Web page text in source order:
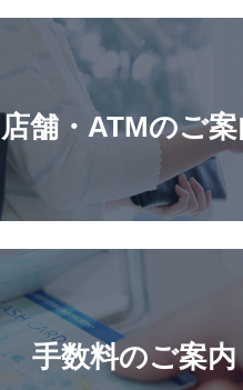
店舗・ATMのご
手数料のご案内